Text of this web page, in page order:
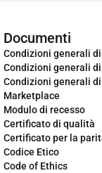
Documenti
Condizioni generali
Condizioni generali
Condizioni generali di
Marketplace
Modulo di recesso
Certificato di qualità
Certificato per la
Codice Etico
Code of Ethics